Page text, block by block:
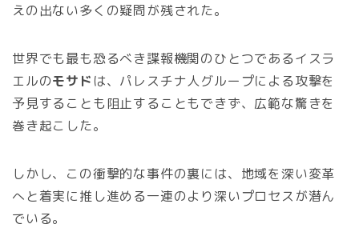
えの出ない多くの疑問が残された。
世界でも最も恐るべき諜報機関のひとつであるイスラ
エルのモサドは、パレスチナ人グループによる攻撃を
予見することも阻止することもできず、広範な驚きを
巻き起こした。
しかし、この衝撃的な事件の裏には、地域を深い変革
へと着実に推し進める一連のより深いプロセスが潜ん
でいる。